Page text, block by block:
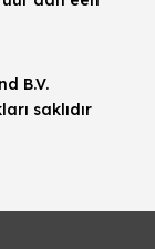
B.V.
saklıdır